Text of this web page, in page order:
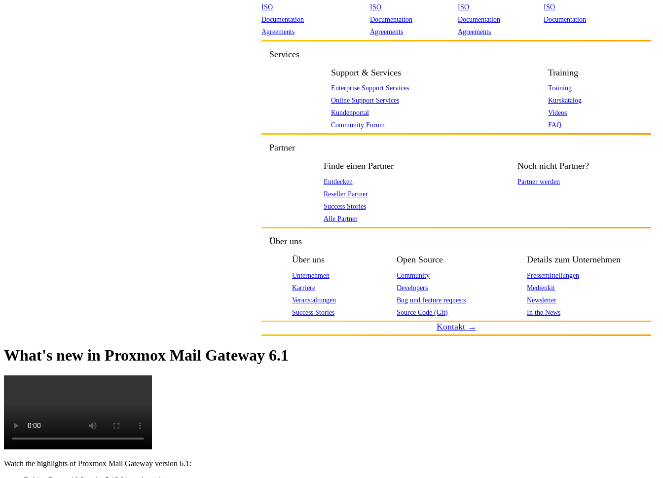
ISO
Documentation
Agreements
ISO
Documentation
Agreements
ISO
Documentation
Agreements
ISO
Documentation
Services
Support & Services
Enterprise Support Services
Online Support Services
Kundenportal
Community Forum
Training
Training
Kurskatalog
Videos
FAQ
Partner
Finde einen Partner
Entdecken
Reseller Partner
Success Stories
Alle Partner
Noch nicht Partner?
Partner werden
Über uns
Über uns
Unternehmen
Karriere
Veranstaltungen
Success Stories
Open Source
Community
Developers
Bug und feature requests
Source Code (Git)
Details zum Unternehmen
Pressemitteilungen
Medienkit
Newsletter
In the News
Kontakt →
What's new in Proxmox Mail Gateway 6.1
Watch the highlights of Proxmox Mail Gateway version 6.1: